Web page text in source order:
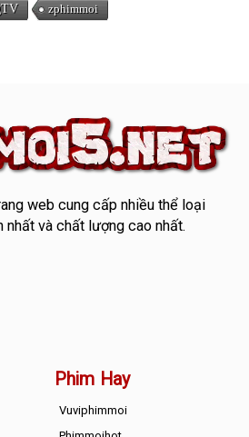
zphimmoi
web cung cấp nhiều thể loại
nhất và chất lượng cao nhất.
Phim Hay
Vuviphimmoi